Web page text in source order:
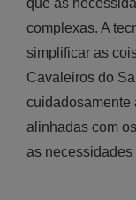
complexas. A
simplificar as
Cavaleiros do
cuidadosamente
alinhadas com
as necessidades